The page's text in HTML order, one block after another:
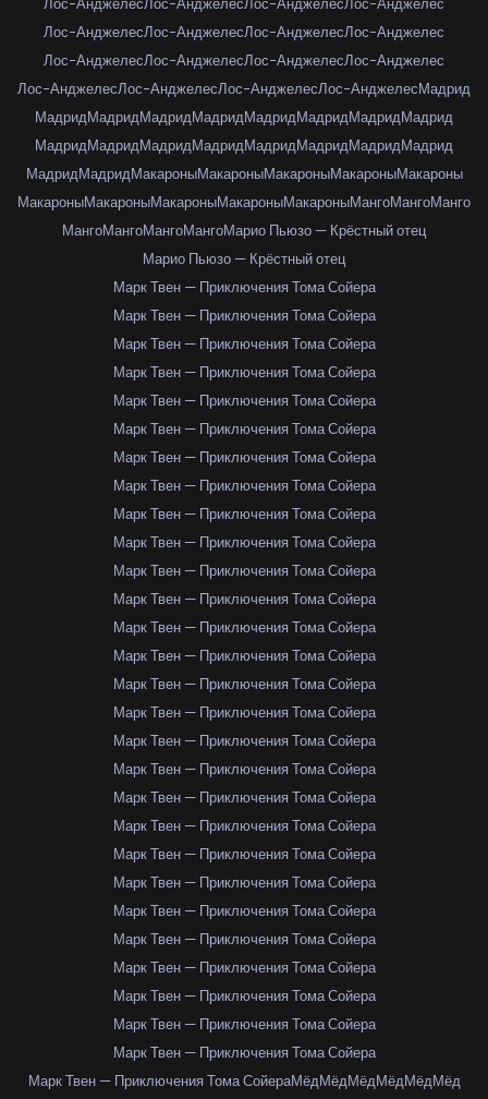
Лос-АнджелесЛос-АнджелесЛос-АнджелесЛос-Анджелес
Лос-АнджелесЛос-АнджелесЛос-АнджелесЛос-Анджелес
Лос-АнджелесЛос-АнджелесЛос-АнджелесЛос-Анджелес
Лос-АнджелесЛос-АнджелесЛос-АнджелесЛос-АнджелесМадрид
МадридМадридМадридМадридМадридМадридМадридМадрид
МадридМадридМадридМадридМадридМадридМадридМадрид
МадридМадридМакароныМакароныМакароныМакароныМакароны
МакароныМакароныМакароныМакароныМакароныМангоМангоМанго
МангоМангоМангоМангоМарио Пьюзо — Крёстный отец
Марио Пьюзо — Крёстный отец
Марк Твен — Приключения Тома Сойера
Марк Твен — Приключения Тома Сойера
Марк Твен — Приключения Тома Сойера
Марк Твен — Приключения Тома Сойера
Марк Твен — Приключения Тома Сойера
Марк Твен — Приключения Тома Сойера
Марк Твен — Приключения Тома Сойера
Марк Твен — Приключения Тома Сойера
Марк Твен — Приключения Тома Сойера
Марк Твен — Приключения Тома Сойера
Марк Твен — Приключения Тома Сойера
Марк Твен — Приключения Тома Сойера
Марк Твен — Приключения Тома Сойера
Марк Твен — Приключения Тома Сойера
Марк Твен — Приключения Тома Сойера
Марк Твен — Приключения Тома Сойера
Марк Твен — Приключения Тома Сойера
Марк Твен — Приключения Тома Сойера
Марк Твен — Приключения Тома Сойера
Марк Твен — Приключения Тома Сойера
Марк Твен — Приключения Тома Сойера
Марк Твен — Приключения Тома Сойера
Марк Твен — Приключения Тома Сойера
Марк Твен — Приключения Тома Сойера
Марк Твен — Приключения Тома Сойера
Марк Твен — Приключения Тома Сойера
Марк Твен — Приключения Тома Сойера
Марк Твен — Приключения Тома Сойера
Марк Твен — Приключения Тома СойераМёдМёдМёдМёдМёдМёд